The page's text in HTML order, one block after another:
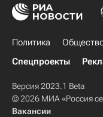
Политика
Спецпроекты
Версия 2023.1 Beta
© 2026 МИА «Россия
Вакансии